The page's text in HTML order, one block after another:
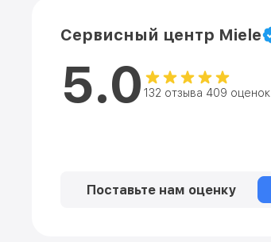
Сервисный центр Miele
5.0 132 отзыва 409 оценок
Поставьте нам оценку